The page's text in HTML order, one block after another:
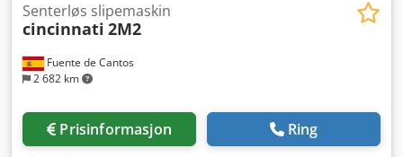
Fuente de Cantos
2 682 km
Senterløs slipemaskin
cincinnati 2M2
Prisinformasjon Ring